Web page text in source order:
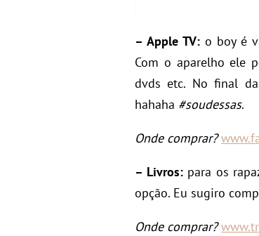
– Apple TV:o boy é
Com o aparelho ele
dvds etc. No final
hahaha #soudessas.
Onde comprar?
– Livros: para os
opção. Eu sugiro
Onde comprar?